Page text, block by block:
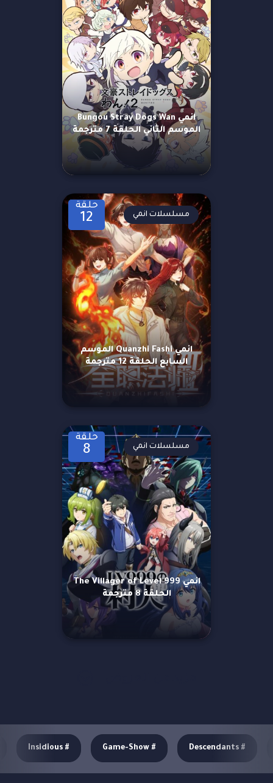
انمي Bungou Stray Dogs Wan
الموسم الثاني الحلقة 7 مترجمة
حلقة
12
انمي Quanzhi Fashi الموسم
السابع الحلقة 12 مترجمة
مسلسلات انمي
حلقة
8
انمي The Villager of Level 999
الحلقة 8 مترجمة
مسلسلات انمي
#
Descendants
#
Game-Show
#
Insidious